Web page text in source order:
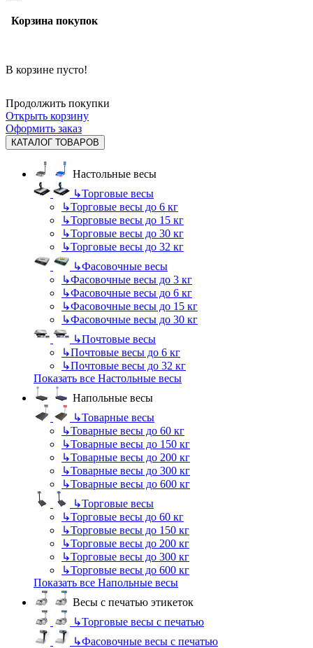
Корзина покупок
В корзине пусто!
Продолжить покупки
Открыть корзину
Оформить заказ
КАТАЛОГ ТОВАРОВ
Настольные весы
↳Торговые весы
↳Торговые весы до 6 кг
↳Торговые весы до 15 кг
↳Торговые весы до 30 кг
↳Торговые весы до 32 кг
↳Фасовочные весы
↳Фасовочные весы до 3 кг
↳Фасовочные весы до 6 кг
↳Фасовочные весы до 15 кг
↳Фасовочные весы до 30 кг
↳Почтовые весы
↳Почтовые весы до 6 кг
↳Почтовые весы до 32 кг
Показать все Настольные весы
Напольные весы
↳Товарные весы
↳Товарные весы до 60 кг
↳Товарные весы до 150 кг
↳Товарные весы до 200 кг
↳Товарные весы до 300 кг
↳Товарные весы до 600 кг
↳Торговые весы
↳Торговые весы до 60 кг
↳Торговые весы до 150 кг
↳Торговые весы до 200 кг
↳Торговые весы до 300 кг
↳Торговые весы до 600 кг
Показать все Напольные весы
Весы с печатью этикеток
↳Торговые весы с печатью
↳Фасовочные весы с печатью